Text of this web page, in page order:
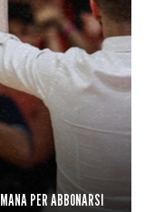
PER ABBONARSI